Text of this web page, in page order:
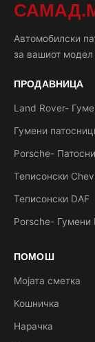
Автомобилски
за вашиот модел
ПРОДАВНИЦА
Land Rover-
Гумени
Porsche-
Теписонски
Теписонски DAF
Porsche- Гумени
ПОМОШ
Мојата сметка
Кошничка
Нарачка